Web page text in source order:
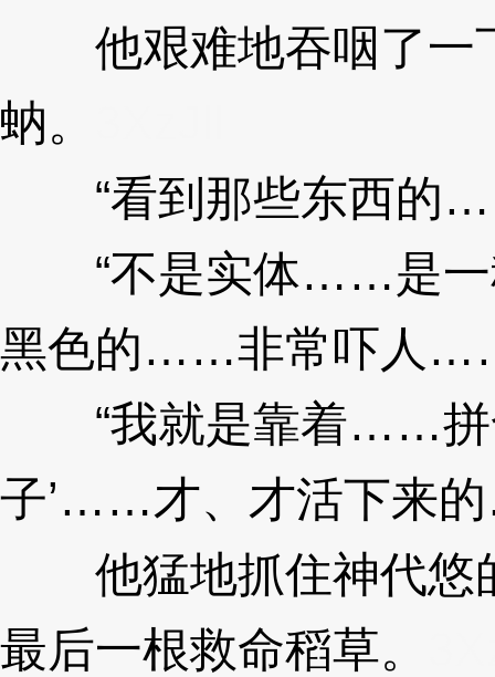
他艰难地吞咽了一
蚋。
“看到那些东西的
“不是实体……是一
黑色的……非常吓人
“我就是靠着……拼
子’……才、才活下来
他猛地抓住神代悠
最后一根救命稻草。